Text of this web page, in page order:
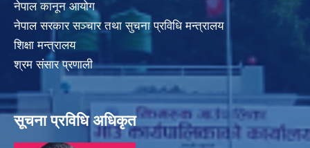
नेपाल कानून आयोग
नेपाल सरकार सञ्चार तथा सुचना प्रविधि मन्त्रालय
शिक्षा मन्त्रालय
श्रम संसार प्रणाली
सूचना प्रविधि अधिकृत